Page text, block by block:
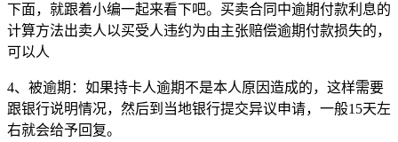
下面，就跟着小编一起来看下吧。买卖合同中逾期付款利息的
计算方法出卖人以买受人违约为由主张赔偿逾期付款损失的，
可以人
4、被逾期：如果持卡人逾期不是本人原因造成的，这样需要
跟银行说明情况，然后到当地银行提交异议申请，一般15天左
右就会给予回复。